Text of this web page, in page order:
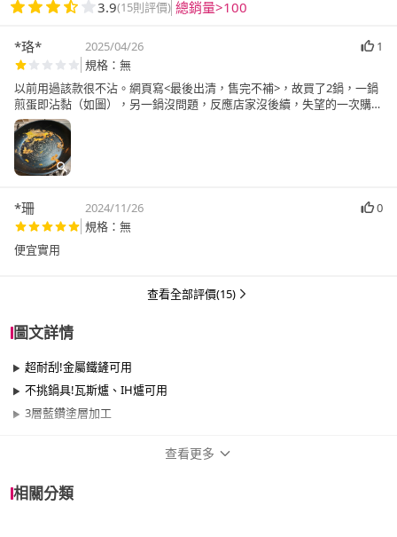
3.9(15則評價) 總銷量>100
*珞* 2025/04/26
1
規格：無
以前用過該款很不沾。網頁寫<最後出清，售完不補>，故買了2鍋，一鍋
煎蛋即沾黏（如圖），另一鍋沒問題，反應店家沒後續，失望的一次購買
經驗。
*珊 2024/11/26
0
規格：無
便宜實用
查看全部評價(15)
圖文詳情
超耐刮!金屬鐵鏟可用
不挑鍋具!瓦斯爐、IH爐可用
3層藍鑽塗層加工
查看更多
相關分類